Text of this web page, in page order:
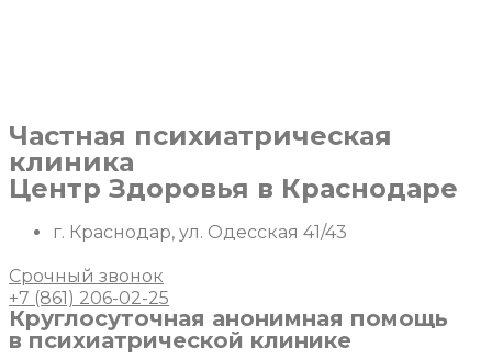
Частная психиатрическая
клиника
Центр Здоровья в Краснодаре
г. Краснодар, ул. Одесская 41/43
Срочный звонок
+7 (861) 206-02-25
Круглосуточная анонимная помощь
в психиатрической клинике